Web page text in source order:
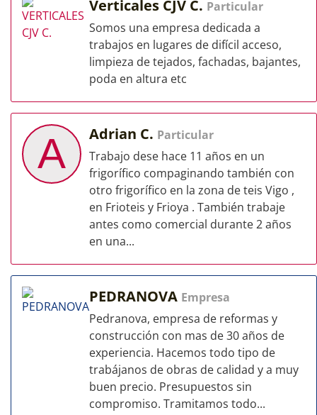
Verticales CJV C. Particular
Somos una empresa dedicada a
trabajos en lugares de difícil acceso,
limpieza de tejados, fachadas, bajantes,
poda en altura etc
A Adrian C. Particular
Trabajo dese hace 11 años en un
frigorífico compaginando también con
otro frigorífico en la zona de teis Vigo ,
en Frioteis y Frioya . También trabaje
antes como comercial durante 2 años
en una...
PEDRANOVA Empresa
Pedranova, empresa de reformas y
construcción con mas de 30 años de
experiencia. Hacemos todo tipo de
trabájanos de obras de calidad y a muy
buen precio. Presupuestos sin
compromiso. Tramitamos todo...